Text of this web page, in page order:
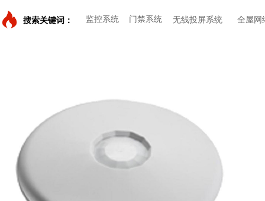
监控系统 门禁系统 无线投屏系统 全屋网
搜索关键词：